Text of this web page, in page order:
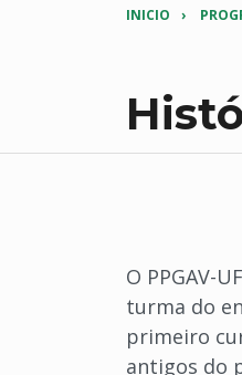
INICIO
O PPGAV-
turma do
primeiro
antigos do